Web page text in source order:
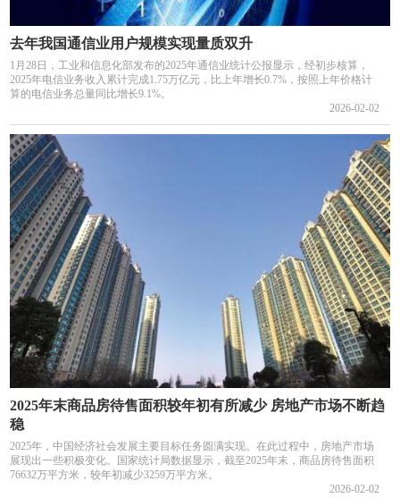
去年我国通信业用户规模实现量质双升
1月28日，工业和信息化部发布的2025年通信业统计公报显示，经初步核算，
2025年电信业务收入累计完成1.75万亿元，比上年增长0.7%，按照上年价格计
算的电信业务总量同比增长9.1%。
2026-02-02
2025年末商品房待售面积较年初有所减少 房地产市场不断趋
稳
2025年，中国经济社会发展主要目标任务圆满实现。在此过程中，房地产市场
展现出一些积极变化。国家统计局数据显示，截至2025年末，商品房待售面积
76632万平方米，较年初减少3259万平方米。
2026-02-02